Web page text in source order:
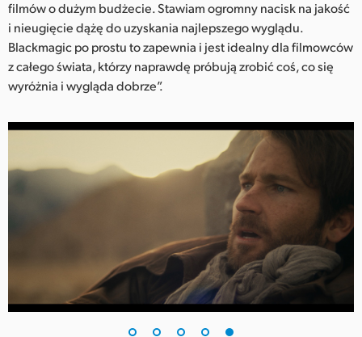
filmów o dużym budżecie. Stawiam ogromny nacisk na jakość
i nieugięcie dążę do uzyskania najlepszego wyglądu.
Blackmagic po prostu to zapewnia i jest idealny dla filmowców
z całego świata, którzy naprawdę próbują zrobić coś, co się
wyróżnia i wygląda dobrze”.